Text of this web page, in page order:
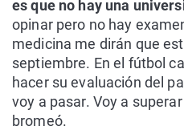
es que no hay una
opinar pero no hay
medicina me dirán que
septiembre. En el fútbol
hacer su evaluación del
voy a pasar. Voy a
bromeó.